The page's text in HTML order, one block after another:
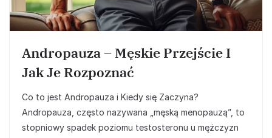
Andropauza – Męskie Przejście I
Jak Je Rozpoznać
Co to jest Andropauza i Kiedy się Zaczyna?
Andropauza, często nazywana „męską menopauzą”, to
stopniowy spadek poziomu testosteronu u mężczyzn